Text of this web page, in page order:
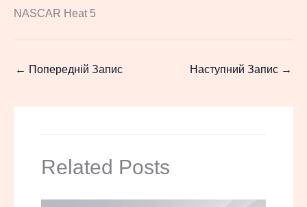
NASCAR Heat 5
← Попередній Запис Наступний Запис →
Related Posts